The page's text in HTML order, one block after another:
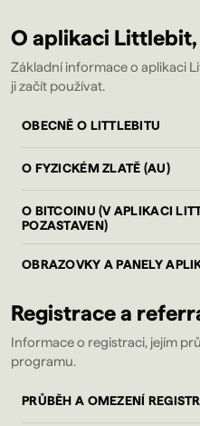
O aplikaci
Základní informace o aplikaci
ji začít používat.
OBECNĚ O LITTLEBITU
O FYZICKÉM ZLATĚ (AU)
O BITCOINU (V APLIKACI
POZASTAVEN)
OBRAZOVKY A PANELY
Registrace a
Informace o registraci, jejím
programu.
PRŮBĚH A OMEZENÍ